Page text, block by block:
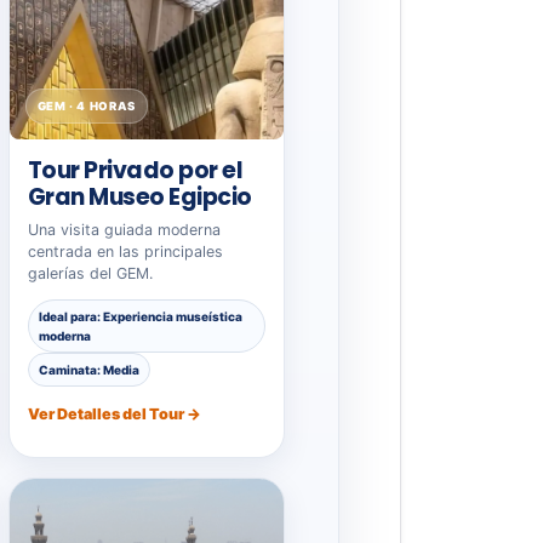
GEM · 4 HORAS
Tour Privado por el
Gran Museo Egipcio
Una visita guiada moderna
centrada en las principales
galerías del GEM.
Ideal para: Experiencia museística
moderna
Caminata: Media
Ver Detalles del Tour →